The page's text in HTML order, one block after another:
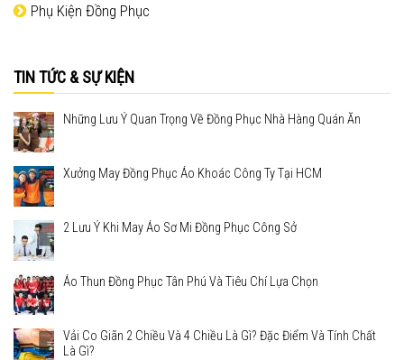
Phụ Kiện Đồng Phục
TIN TỨC & SỰ KIỆN
Những Lưu Ý Quan Trọng Về Đồng Phục Nhà Hàng Quán Ăn
Xưởng May Đồng Phục Áo Khoác Công Ty Tại HCM
2 Lưu Ý Khi May Áo Sơ Mi Đồng Phục Công Sở
Áo Thun Đồng Phục Tân Phú Và Tiêu Chí Lựa Chọn
Vải Co Giãn 2 Chiều Và 4 Chiều Là Gì? Đặc Điểm Và Tính Chất
Là Gì?